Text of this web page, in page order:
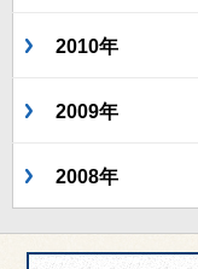
2010年
2009年
2008年